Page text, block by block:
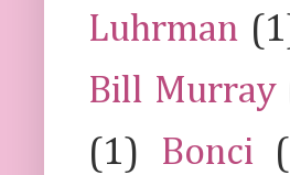
Luhrman
Bill Murray
(1) Bonci